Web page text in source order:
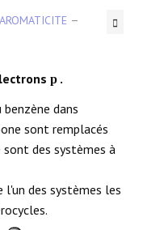
p .
dans
sont remplacés
sont des systèmes à
l'un des systèmes les